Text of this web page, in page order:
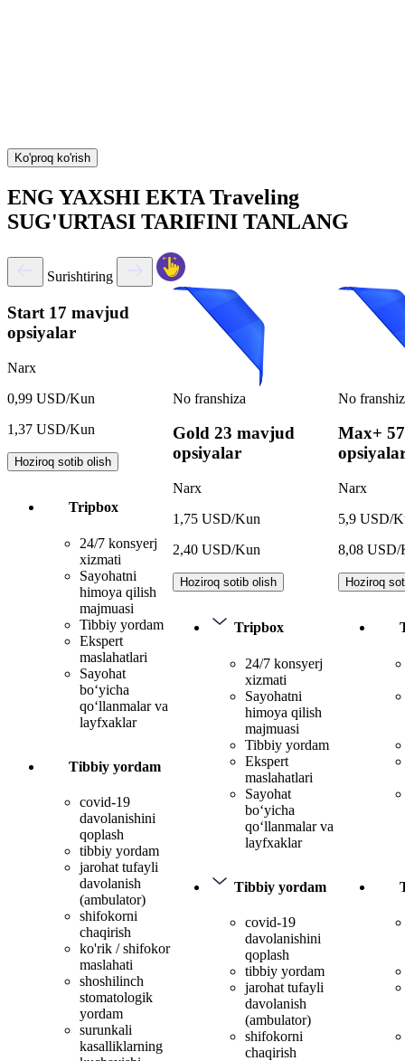
Ko'proq ko'rish
ENG YAXSHI EKTA Traveling
SUG'URTASI TARIFINI TANLANG
Surishtiring
Start 17 mavjud
opsiyalar
Narx
0,99 USD/Kun
1,37 USD/Kun
Hoziroq sotib olish
Tripbox
24/7 konsyerj
xizmati
Sayohatni
himoya qilish
majmuasi
Tibbiy yordam
Ekspert
maslahatlari
Sayohat
bo‘yicha
qo‘llanmalar va
layfxaklar
Tibbiy yordam
covid-19
davolanishini
qoplash
tibbiy yordam
jarohat tufayli
davolanish
(ambulator)
shifokorni
chaqirish
ko'rik / shifokor
maslahati
shoshilinch
stomatologik
yordam
surunkali
kasalliklarning
No franshiza
Gold 23 mavjud
opsiyalar
Narx
1,75 USD/Kun
2,40 USD/Kun
Hoziroq sotib olish
Tripbox
24/7 konsyerj
xizmati
Sayohatni
himoya qilish
majmuasi
Tibbiy yordam
Ekspert
maslahatlari
Sayohat
bo‘yicha
qo‘llanmalar va
layfxaklar
Tibbiy yordam
covid-19
davolanishini
qoplash
tibbiy yordam
jarohat tufayli
davolanish
(ambulator)
shifokorni
chaqirish
No
Max+
Narx
5,9 USD/
8,08 USD/
Hoziroq